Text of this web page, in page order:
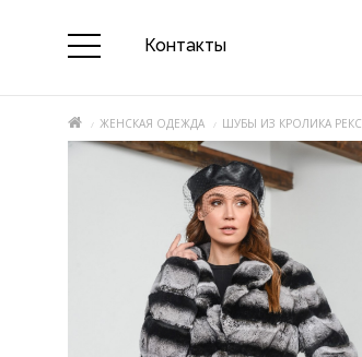
Контакты
ЖЕНСКАЯ ОДЕЖДА ШУБЫ ИЗ КРОЛИКА РЕКС